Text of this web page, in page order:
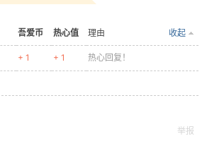
吾爱币 热心值 收起
理由
+ 1 + 1 热心回复！
举报